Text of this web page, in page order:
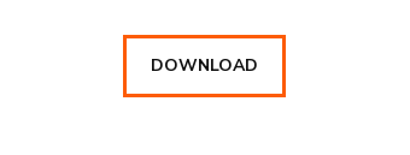
DOWNLOAD